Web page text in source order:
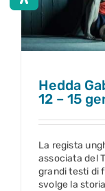
Hedda
12 – 15
La regista
associata del
grandi testi di
svolge la